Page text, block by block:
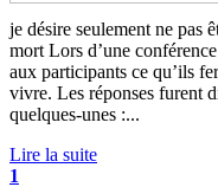
je désire seulement ne pas
mort Lors d’une
aux participants ce qu’ils
vivre. Les réponses furent
quelques-unes :...
Lire la suite
1